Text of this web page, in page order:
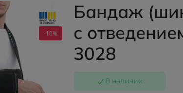
-10%
Бандаж
с
3028
В наличии